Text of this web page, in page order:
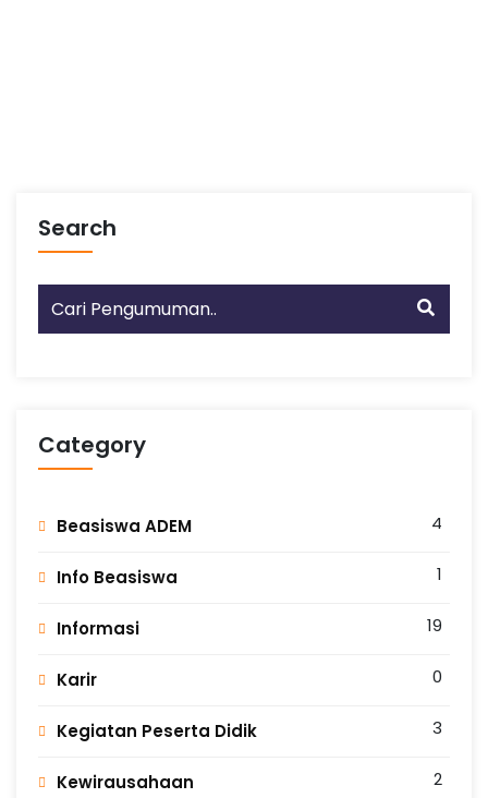
Search
Category
Beasiswa ADEM 4
Info Beasiswa 1
Informasi 19
Karir 0
Kegiatan Peserta Didik 3
Kewirausahaan 2